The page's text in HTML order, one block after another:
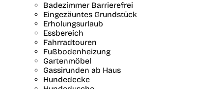
Badezimmer Barrierefrei
Eingezäuntes Grundstück
Erholungsurlaub
Essbereich
Fahrradtouren
Fußbodenheizung
Gartenmöbel
Gassirunden ab Haus
Hundedecke